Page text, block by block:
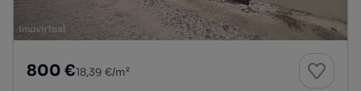
800 €18,39 €/m²